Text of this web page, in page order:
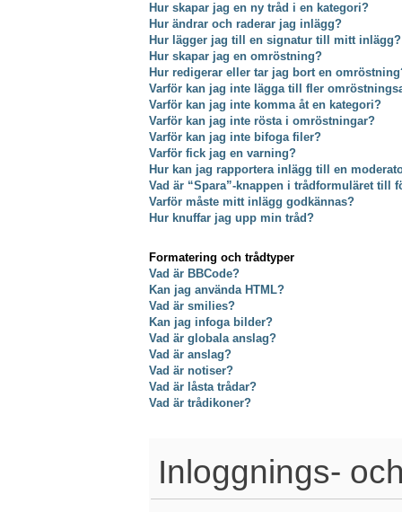
Hur skapar jag en ny tråd i en kategori?
Hur ändrar och raderar jag inlägg?
Hur lägger jag till en signatur till mitt inlägg?
Hur skapar jag en omröstning?
Hur redigerar eller tar jag bort en
Varför kan jag inte lägga till fler
Varför kan jag inte komma åt en kategori?
Varför kan jag inte rösta i omröstningar?
Varför kan jag inte bifoga filer?
Varför fick jag en varning?
Hur kan jag rapportera inlägg till en
Vad är “Spara”-knappen i trådformuläret till
Varför måste mitt inlägg godkännas?
Hur knuffar jag upp min tråd?
Formatering och trådtyper
Vad är BBCode?
Kan jag använda HTML?
Vad är smilies?
Kan jag infoga bilder?
Vad är globala anslag?
Vad är anslag?
Vad är notiser?
Vad är låsta trådar?
Vad är trådikoner?
Inloggnings-